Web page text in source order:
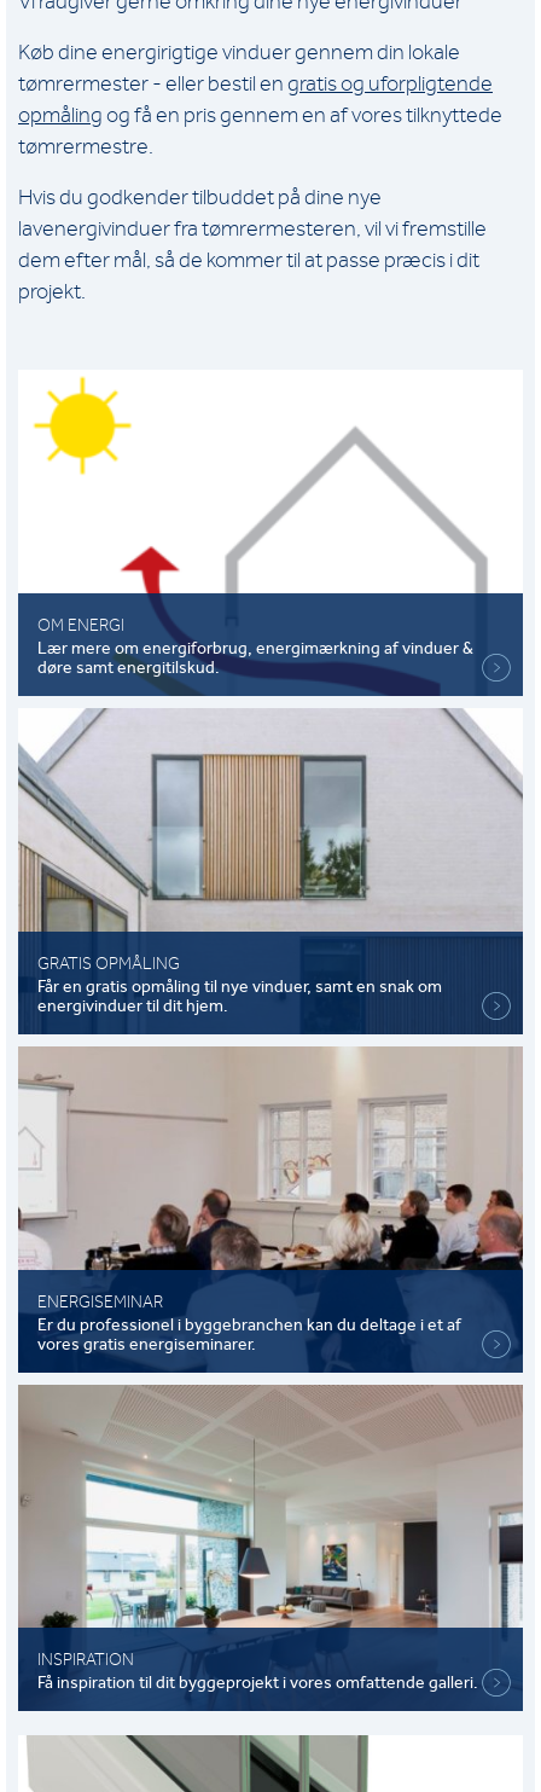
Køb dine energirigtige vinduer gennem din lokale
tømrermester - eller bestil en gratis og uforpligtende
opmåling og få en pris gennem en af vores tilknyttede
tømrermestre.
Hvis du godkender tilbuddet på dine nye
lavenergivinduer fra tømrermesteren, vil vi fremstille
dem efter mål, så de kommer til at passe præcis i dit
projekt.
OM ENERGI
Lær mere om energiforbrug, energimærkning af vinduer &
døre samt energitilskud.
GRATIS OPMÅLING
Får en gratis opmåling til nye vinduer, samt en snak om
energivinduer til dit hjem.
ENERGISEMINAR
Er du professionel i byggebranchen kan du deltage i et af
vores gratis energiseminarer.
INSPIRATION
Få inspiration til dit byggeprojekt i vores omfattende galleri.